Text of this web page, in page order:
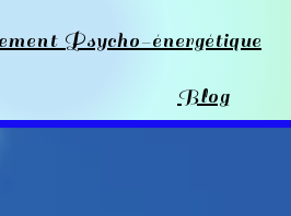
Psycho-énergétique
Blog